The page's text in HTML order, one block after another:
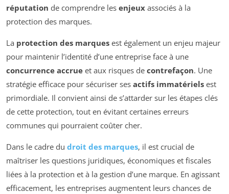
réputation de comprendre les enjeux associés à la
protection des marques.
La protection des marques est également un enjeu majeur
pour maintenir l’identité d’une entreprise face à une
concurrence accrue et aux risques de contrefaçon. Une
stratégie efficace pour sécuriser ses actifs immatériels est
primordiale. Il convient ainsi de s’attarder sur les étapes clés
de cette protection, tout en évitant certaines erreurs
communes qui pourraient coûter cher.
Dans le cadre du droit des marques, il est crucial de
maîtriser les questions juridiques, économiques et fiscales
liées à la protection et à la gestion d’une marque. En agissant
efficacement, les entreprises augmentent leurs chances de